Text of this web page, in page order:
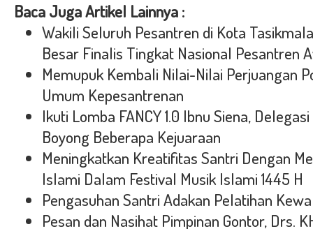
Baca Juga Artikel Lainnya :
Wakili Seluruh Pesantren di Kota
Besar Finalis Tingkat Nasional Pesantren
Memupuk Kembali Nilai-Nilai Perjuangan
Umum Kepesantrenan
Ikuti Lomba FANCY 1.0 Ibnu Siena,
Boyong Beberapa Kejuaraan
Meningkatkan Kreatifitas Santri Dengan
Islami Dalam Festival Musik Islami 1445 H
Pengasuhan Santri Adakan Pelatihan
Pesan dan Nasihat Pimpinan Gontor, Drs.